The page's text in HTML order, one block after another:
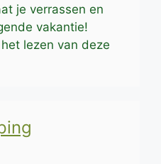
je verrassen en
vakantie!
lezen van deze